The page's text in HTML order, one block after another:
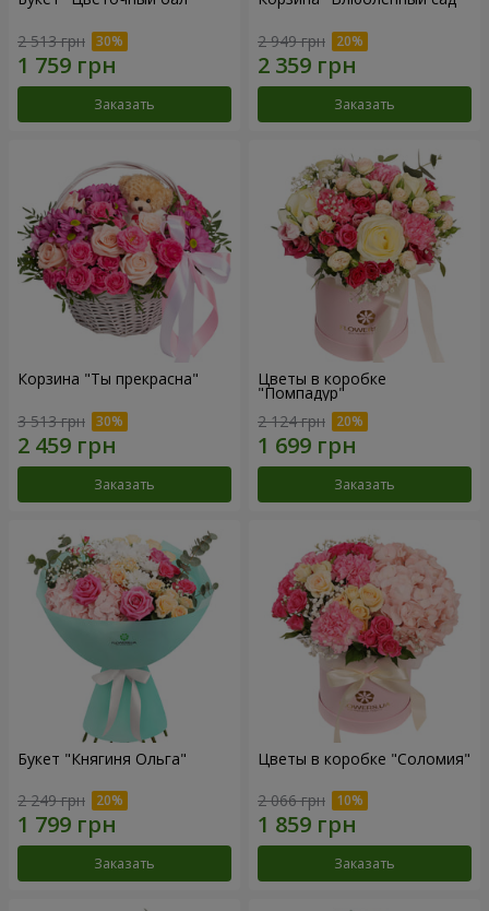
2 513 грн
Заказать
2 949 грн
Заказать
Корзина "Ты прекрасна"
3 513 грн
Заказать
Цветы в коробке
"Помпадур"
2 124 грн
Заказать
Букет "Княгиня Ольга"
2 249 грн
Заказать
Цветы в коробке "Соломия"
2 066 грн
Заказать